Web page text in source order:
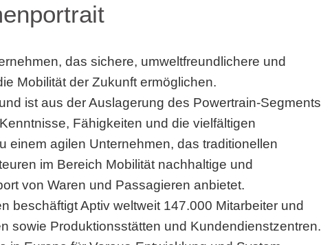
das sichere, umweltfreundlichere und
Mobilität der Zukunft ermöglichen.
ist aus der Auslagerung des Powertrain-Segments
Fähigkeiten und die vielfältigen
einem agilen Unternehmen, das traditionellen
im Bereich Mobilität nachhaltige und
von Waren und Passagieren anbietet.
beschäftigt Aptiv weltweit 147.000 Mitarbeiter und
sowie Produktionsstätten und Kundendienstzentren.